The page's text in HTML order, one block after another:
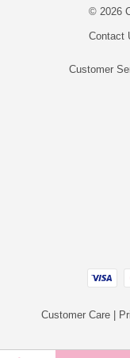
© 2026
Contact
Customer
Customer Care |